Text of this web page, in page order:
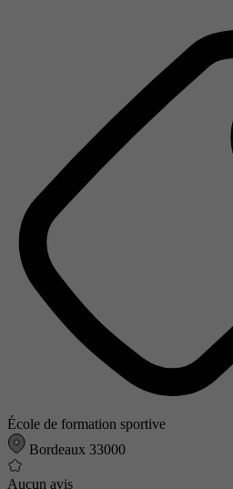
École de formation sportive
Bordeaux 33000
Aucun avis